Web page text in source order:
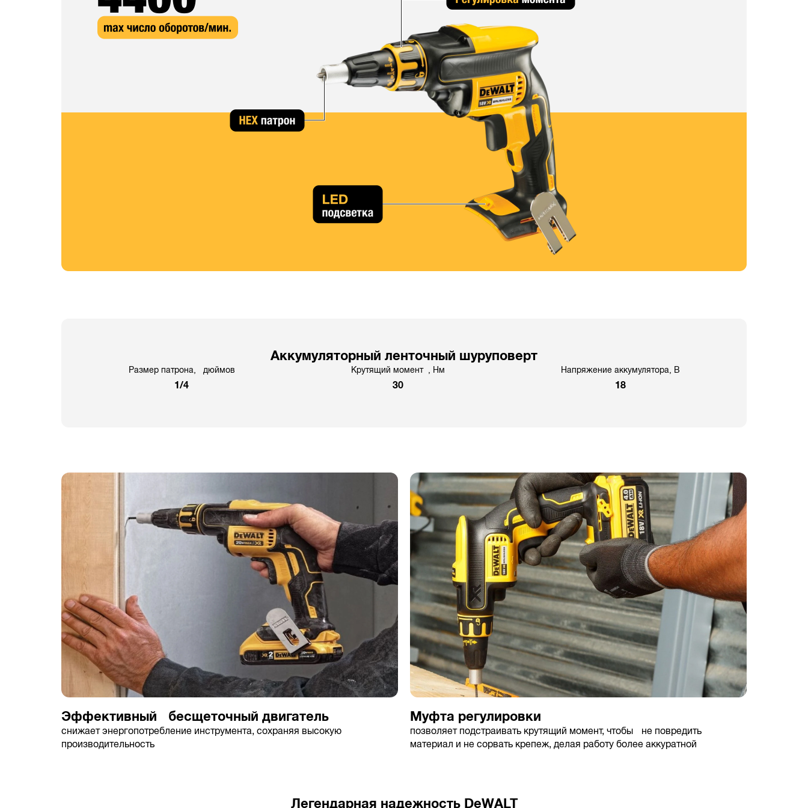
Аккумуляторный ленточный шуруповерт
Размер патрона, дюймов
1/4
Крутящий момент , Hм
30
Напряжение аккумулятора, В
18
Эффективный бесщеточный двигатель
снижает энергопотребление инструмента, сохраняя высокую
производительность
Муфта регулировки
позволяет подстраивать крутящий момент, чтобы не повредить
материал и не сорвать крепеж, делая работу более аккуратной
Легендарная надежность DeWALT